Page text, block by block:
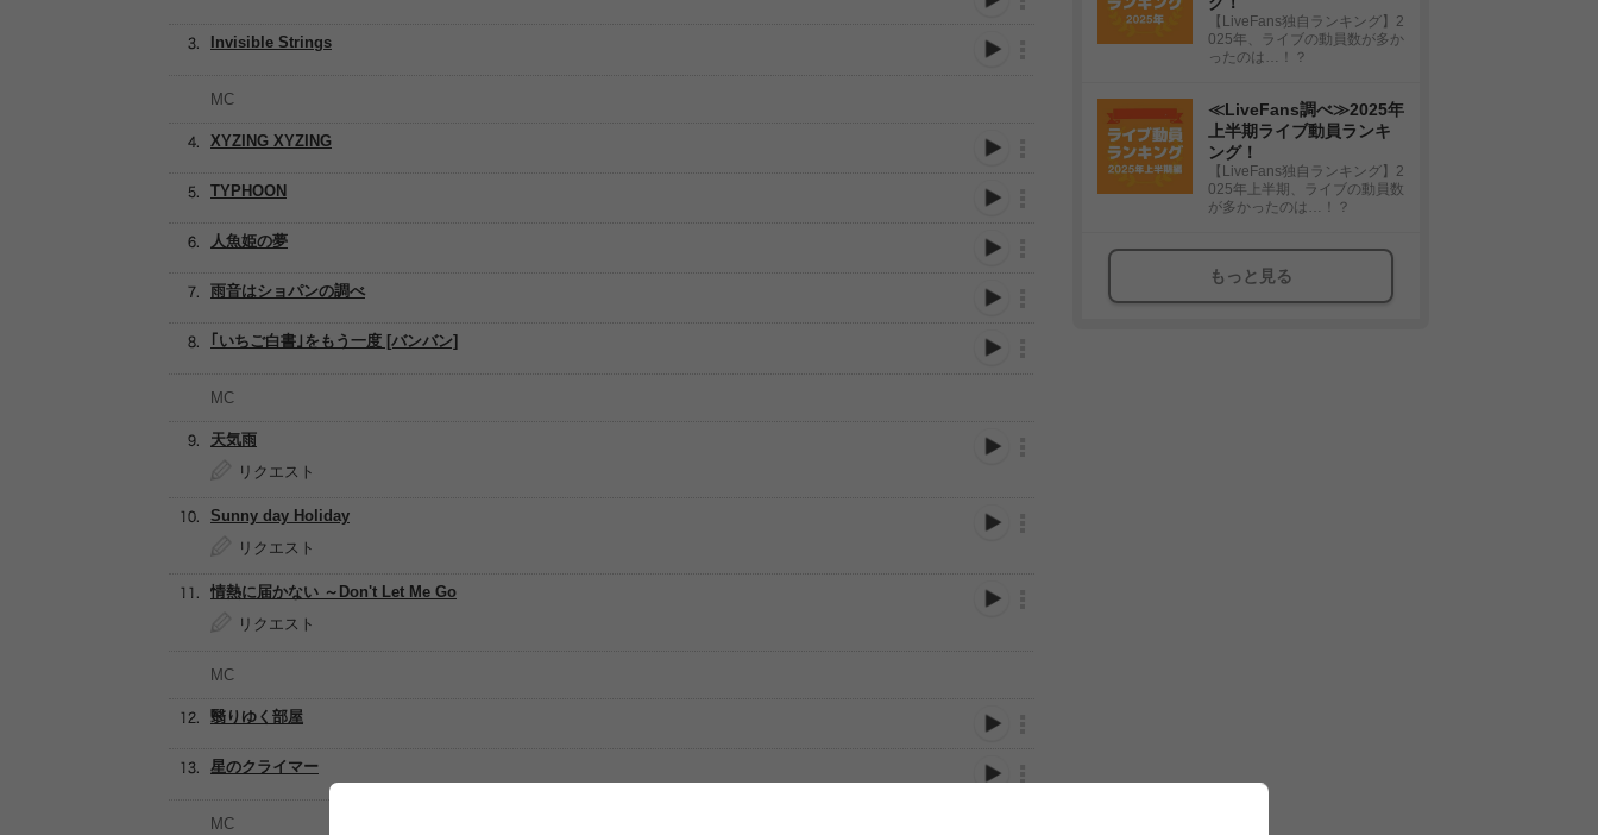
人魚姫の夢
天気雨
リクエスト
XYZING XYZING
Invisible Strings
MC
TYPHOON
雨音はショパンの調べ
｢いちご白書｣をもう一度 [バンバン]
MC
Sunny day Holiday
リクエスト
情熱に届かない ～Don't Let Me Go
リクエスト
MC
翳りゆく部屋
星のクライマー
MC
【LiveFans独自ランキング】2
025年、ライブの動員数が多か
ったのは…！？
≪LiveFans調べ≫2025年
上半期ライブ動員ランキ
ング！
【LiveFans独自ランキング】2
025年上半期、ライブの動員数
が多かったのは…！？
もっと見る